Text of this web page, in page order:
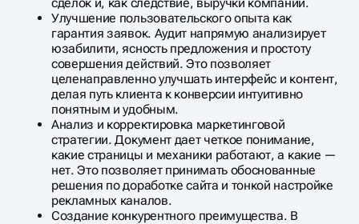
Улучшение пользовательского опыта как
гарантия заявок. Аудит напрямую анализирует
юзабилити, ясность предложения и простоту
совершения действий. Это позволяет
целенаправленно улучшать интерфейс и контент,
делая путь клиента к конверсии интуитивно
понятным и удобным.
Анализ и корректировка маркетинговой
стратегии. Документ дает четкое понимание,
какие страницы и механики работают, а какие —
нет. Это позволяет принимать обоснованные
решения по доработке сайта и тонкой настройке
рекламных каналов.
Создание конкурентного преимущества. В